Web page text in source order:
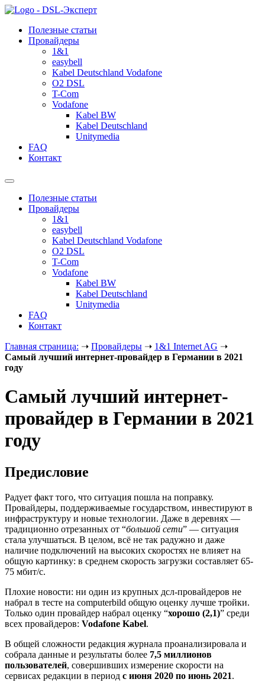
Полезные статьи
Провайдеры
1&1
easybell
Kabel Deutschland Vodafone
O2 DSL
T-Com
Vodafone
Kabel BW
Kabel Deutschland
Unitymedia
FAQ
Контакт
Полезные статьи
Провайдеры
1&1
easybell
Kabel Deutschland Vodafone
O2 DSL
T-Com
Vodafone
Kabel BW
Kabel Deutschland
Unitymedia
FAQ
Контакт
Главная страница: ➝ Провайдеры ➝ 1&1 Internet AG ➝
Самый лучший интернет-провайдер в Германии в 2021
году
Самый лучший интернет-
провайдер в Германии в 2021
году
Предисловие
Радует факт того, что ситуация пошла на поправку.
Провайдеры, поддерживаемые государством, инвестируют в
инфраструктуру и новые технологии. Даже в деревнях —
традиционно отрезанных от “большой сети” — ситуация
стала улучшаться. В целом, всё не так радужно и даже
наличие подключений на высоких скоростях не влияет на
общую картинку: в среднем скорость загрузки составляет 65-
75 мбит/с.
Плохие новости: ни один из крупных дсл-провайдеров не
набрал в тесте на computerbild общую оценку лучше тройки.
Только один провайдер набрал оценку “хорошо (2,1)” среди
всех провайдеров: Vodafone Kabel.
В общей сложности редакция журнала проанализировала и
собрала данные и результаты более 7,5 миллионов
пользователей, совершивших измерение скорости на
сервисах редакции в период с июня 2020 по июнь 2021.